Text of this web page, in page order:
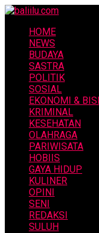
HOME
NEWS
BUDAYA
SASTRA
POLITIK
SOSIAL
EKONOMI &
KRIMINAL
KESEHATAN
OLAHRAGA
PARIWISATA
HOBIIS
GAYA HIDUP
KULINER
OPINI
SENI
REDAKSI
SULUH